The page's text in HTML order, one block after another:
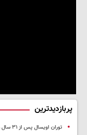
پربازدیدترین
توران اویسال پس از ۳۱ سال زندان آزاد شد